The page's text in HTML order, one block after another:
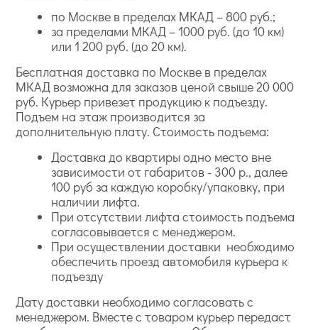
по Москве в пределах МКАД – 800 руб.;
за пределами МКАД – 1000 руб. (до 10 км)
или 1 200 руб. (до 20 км).
Бесплатная доставка по Москве в пределах
МКАД возможна для заказов ценой свыше 20 000
руб. Курьер привезет продукцию к подъезду.
Подъем на этаж производится за
дополнительную плату. Стоимость подъема:
Доставка до квартиры одно место вне
зависимости от габаритов - 300 р., далее
100 руб за каждую коробку/упаковку, при
наличии лифта.
При отсутствии лифта стоимость подъема
согласовывается с менеджером.
При осуществлении доставки необходимо
обеспечить проезд автомобиля курьера к
подъезду
Дату доставки необходимо согласовать с
менеджером. Вместе с товаром курьер передаст